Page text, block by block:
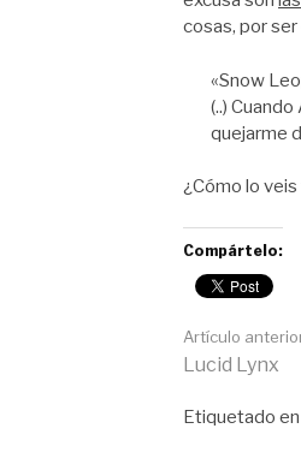
cosas, por
«Snow
(..)
quejarme
¿Cómo lo
Compártelo:
Artículo
Lucid Lynx
Publicado
Etiquetado en